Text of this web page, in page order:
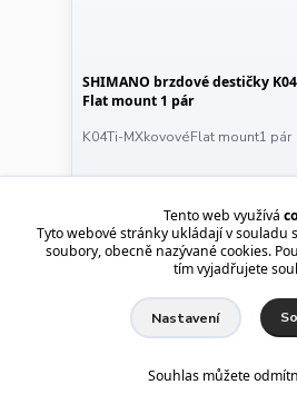
SHIMANO brzdové destičky
Flat mount 1 pár
K04Ti-MXkovovéFlat mount1 pár
Detail
Tento web využívá
Tyto webové stránky ukládají v souladu
soubory, obecně nazývané cookies.
tím vyjadřujete
Nastavení
Souhlas můžete